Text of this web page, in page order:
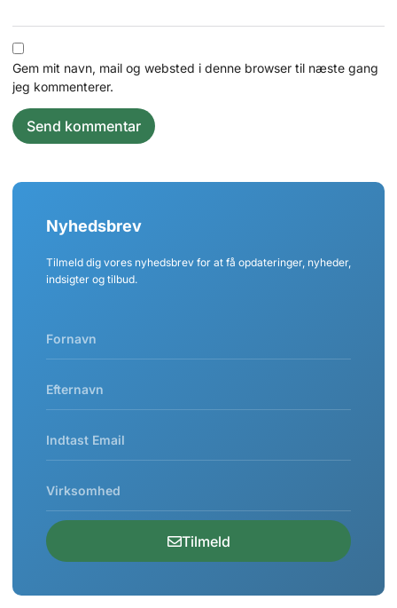
Gem mit navn, mail og websted i denne browser til næste gang
jeg kommenterer.
Nyhedsbrev
Tilmeld dig vores nyhedsbrev for at få opdateringer, nyheder,
indsigter og tilbud.
Tilmeld